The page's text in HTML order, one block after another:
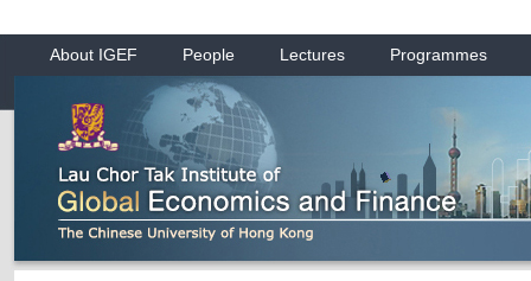
About IGEF People Lectures Programmes